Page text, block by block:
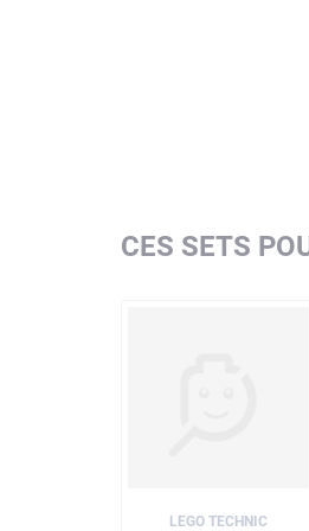
CES SETS
LEGO TECHNIC